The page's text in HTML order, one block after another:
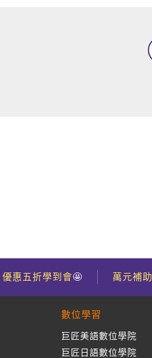
優惠五折學到會🤩 萬元補助
數位學習
巨匠美語數位學院
巨匠日語數位學院